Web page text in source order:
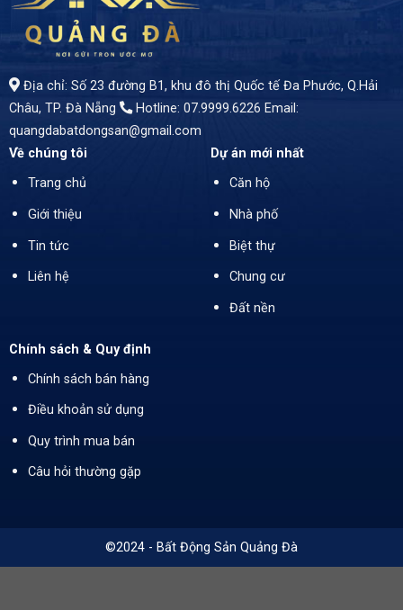
Địa chỉ: Số 23 đường B1, khu đô thị Quốc tế Đa Phước, Q.Hải
Châu, TP. Đà Nẵng
Hotline: 07.9999.6226 Email:
quangdabatdongsan@gmail.com
Về chúng tôi
Trang chủ
Giới thiệu
Tin tức
Liên hệ
Dự án mới nhất
Căn hộ
Nhà phố
Biệt thự
Chung cư
Đất nền
Chính sách & Quy định
Chính sách bán hàng
Điều khoản sử dụng
Quy trình mua bán
Câu hỏi thường gặp
©2024 - Bất Động Sản Quảng Đà